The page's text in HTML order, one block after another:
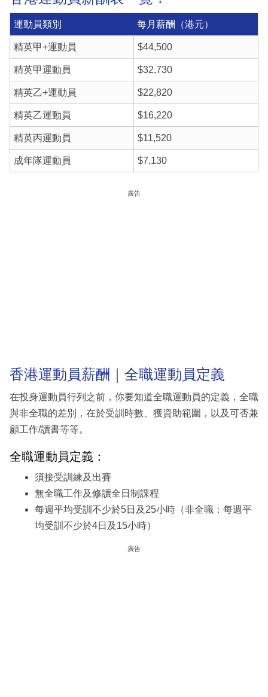
運動員類別 每月薪酬（港元）
精英甲+運動員 $44,500
精英甲運動員 $32,730
精英乙+運動員 $22,820
精英乙運動員 $16,220
精英丙運動員 $11,520
成年隊運動員 $7,130
廣告
香港運動員薪酬｜全職運動員定義
在投身運動員行列之前，你要知道全職運動員的定義，全職
與非全職的差別，在於受訓時數、獲資助範圍，以及可否兼
顧工作/讀書等等。
全職運動員定義：
須接受訓練及出賽
無全職工作及修讀全日制課程
每週平均受訓不少於5日及25小時（非全職：每週平
均受訓不少於4日及15小時）
廣告